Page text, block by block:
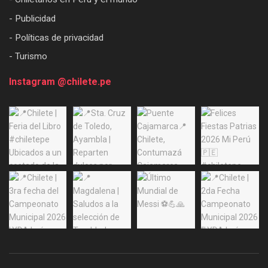
- Publicidad
- Políticas de privacidad
- Turismo
Instagram @chilete.pe